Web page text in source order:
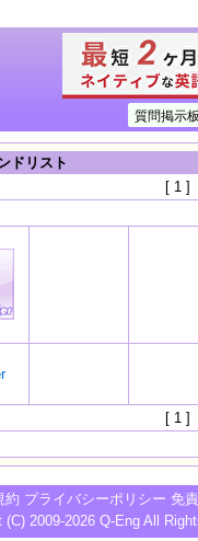
質問掲示板
ドリスト
[ 1 ]
[ 1 ]
約 プライバシーポリシー 免
(C) 2009-2026 Q-Eng All